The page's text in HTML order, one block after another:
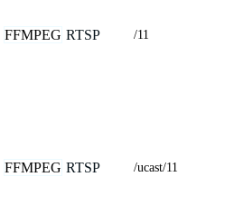
FFMPEG RTSP /11
FFMPEG RTSP /ucast/11